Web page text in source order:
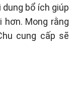
bổ ích giúp
Mong rằng
cung cấp sẽ